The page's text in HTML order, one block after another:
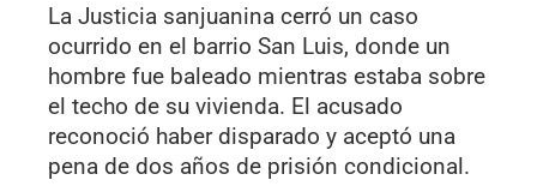
La Justicia sanjuanina cerró un caso
ocurrido en el barrio San Luis, donde un
hombre fue baleado mientras estaba sobre
el techo de su vivienda. El acusado
reconoció haber disparado y aceptó una
pena de dos años de prisión condicional.